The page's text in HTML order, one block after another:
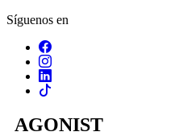
Síguenos en
AGONIST